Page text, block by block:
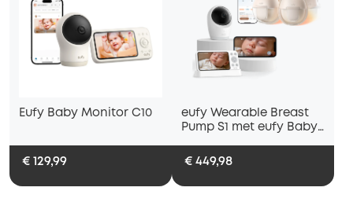
Eufy Baby Monitor C10
€ 129,99
eufy Wearable Breast
Pump S1 met eufy Baby
E21, 4K
€ 449,98